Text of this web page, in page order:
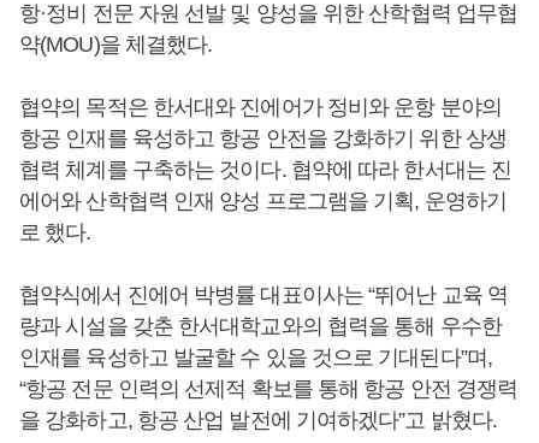
항·정비 전문 자원 선발 및 양성을 위한 산학협력 업무협
약(MOU)을 체결했다.
협약의 목적은 한서대와 진에어가 정비와 운항 분야의
항공 인재를 육성하고 항공 안전을 강화하기 위한 상생
협력 체계를 구축하는 것이다. 협약에 따라 한서대는 진
에어와 산학협력 인재 양성 프로그램을 기획, 운영하기
로 했다.
협약식에서 진에어 박병률 대표이사는 “뛰어난 교육 역
량과 시설을 갖춘 한서대학교와의 협력을 통해 우수한
인재를 육성하고 발굴할 수 있을 것으로 기대된다”며,
“항공 전문 인력의 선제적 확보를 통해 항공 안전 경쟁력
을 강화하고, 항공 산업 발전에 기여하겠다”고 밝혔다.